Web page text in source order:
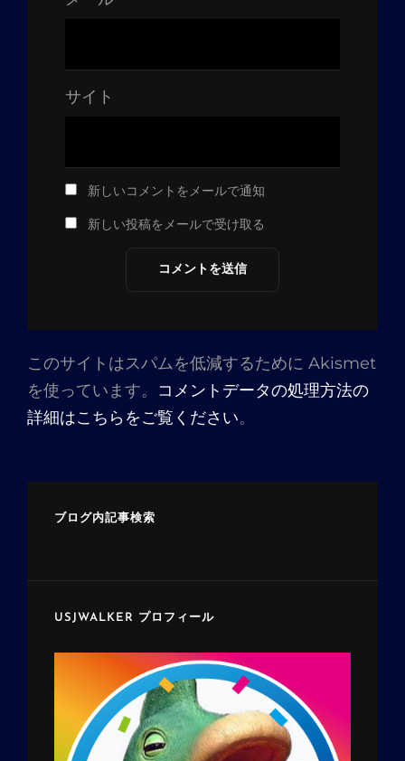
サイト
新しいコメントをメールで通知
新しい投稿をメールで受け取る
このサイトはスパムを低減するために Akismet
を使っています。 コメントデータの処理方法の
詳細はこちらをご覧ください。
ブログ内記事検索
USJWALKER プロフィール